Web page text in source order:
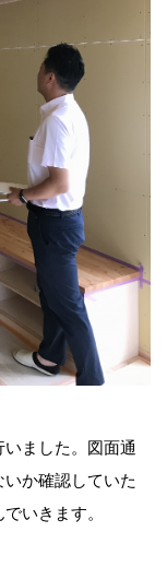
ました。図面通
か確認していた
いきます。